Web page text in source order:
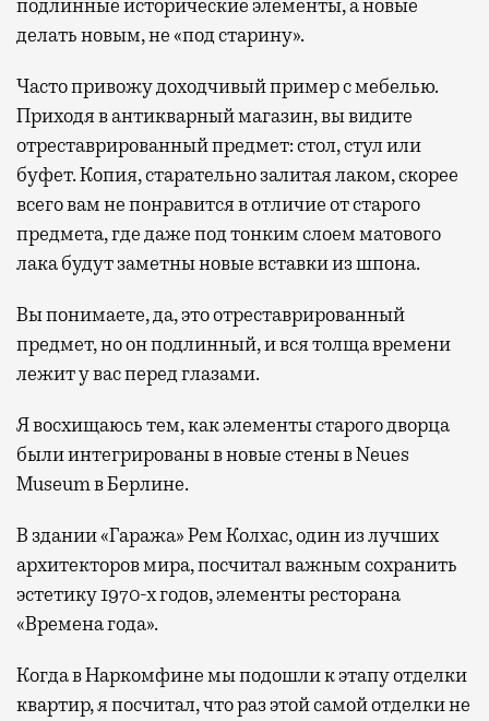
подлинные исторические элементы, а новые
делать новым, не «под старину».
Часто привожу доходчивый пример с мебелью.
Приходя в антикварный магазин, вы видите
отреставрированный предмет: стол, стул или
буфет. Копия, старательно залитая лаком, скорее
всего вам не понравится в отличие от старого
предмета, где даже под тонким слоем матового
лака будут заметны новые вставки из шпона.
Вы понимаете, да, это отреставрированный
предмет, но он подлинный, и вся толща времени
лежит у вас перед глазами.
Я восхищаюсь тем, как элементы старого дворца
были интегрированы в новые стены в Neues
Museum в Берлине.
В здании «Гаража» Рем Колхас, один из лучших
архитекторов мира, посчитал важным сохранить
эстетику 1970-х годов, элементы ресторана
«Времена года».
Когда в Наркомфине мы подошли к этапу отделки
квартир, я посчитал, что раз этой самой отделки не